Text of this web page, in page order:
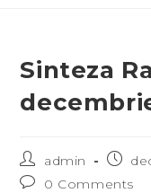
Sinteza
admin
0 Comments